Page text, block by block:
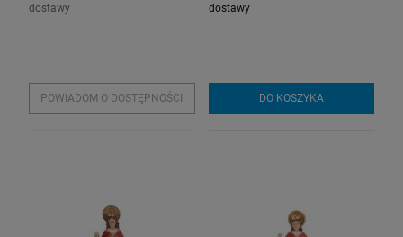
dostawy
POWIADOM O DOSTĘPNOŚCI
dostawy
DO KOSZYKA